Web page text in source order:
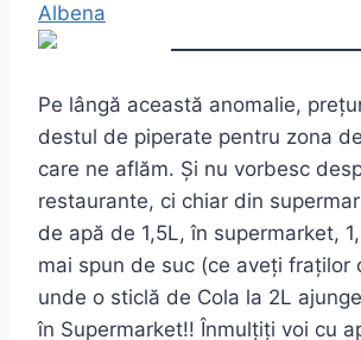
Albena
Pe lângă această anomalie,
destul de piperate pentru zona
care ne aflăm. Și nu vorbesc
restaurante, ci chiar din
de apă de 1,5L, în supermarket,
mai spun de suc (ce aveți fraților
unde o sticlă de Cola la 2L
în Supermarket!! Înmulțiți voi cu